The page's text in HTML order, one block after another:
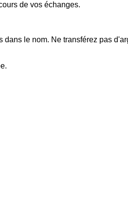
de vos échanges.
le nom. Ne transférez pas